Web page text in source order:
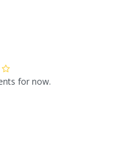
for now.